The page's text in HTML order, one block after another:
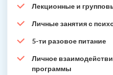
Лекционные и
Личные занятия с
5-ти разовое питание
Личное
программы